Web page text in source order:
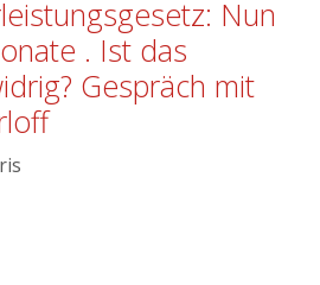
Nun
. Ist das
Gespräch mit